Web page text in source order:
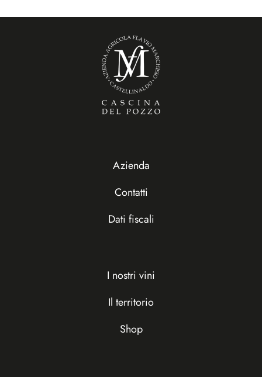
Azienda
Contatti
Dati fiscali
I nostri vini
Il territorio
Shop